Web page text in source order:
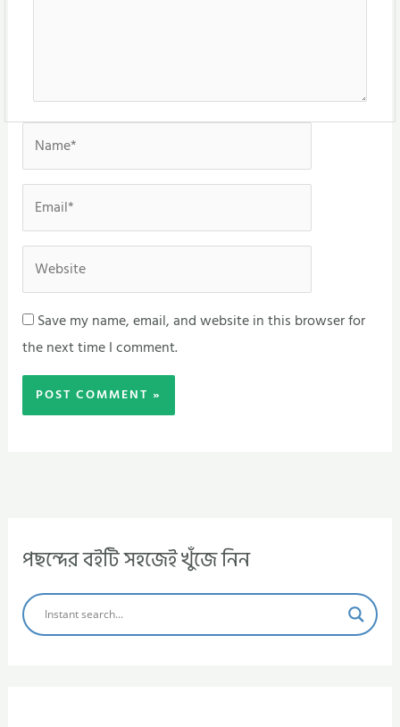
Name*
Email*
Website
Save my name, email, and website in this browser for
the next time I comment.
পছন্দের বইটি সহজেই খুঁজে নিন